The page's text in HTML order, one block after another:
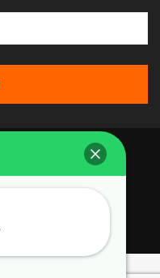
All Rights Reserved.